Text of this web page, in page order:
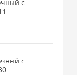
с
с